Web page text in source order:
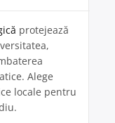
protejează
Alege
locale pentru